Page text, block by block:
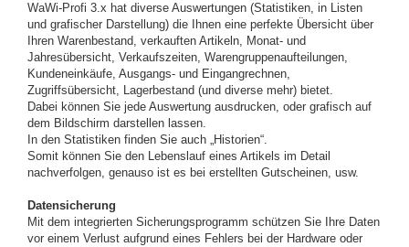
WaWi-Profi 3.x hat diverse Auswertungen (Statistiken, in Listen
und grafischer Darstellung) die Ihnen eine perfekte Übersicht über
Ihren Warenbestand, verkauften Artikeln, Monat- und
Jahresübersicht, Verkaufszeiten, Warengruppenaufteilungen,
Kundeneinkäufe, Ausgangs- und Eingangrechnen,
Zugriffsübersicht, Lagerbestand (und diverse mehr) bietet.
Dabei können Sie jede Auswertung ausdrucken, oder grafisch auf
dem Bildschirm darstellen lassen.
In den Statistiken finden Sie auch „Historien“.
Somit können Sie den Lebenslauf eines Artikels im Detail
nachverfolgen, genauso ist es bei erstellten Gutscheinen, usw.
Datensicherung
Mit dem integrierten Sicherungsprogramm schützen Sie Ihre Daten
vor einem Verlust aufgrund eines Fehlers bei der Hardware oder